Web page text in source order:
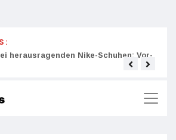
:
herausragenden Nike-Schuhen: Vor-